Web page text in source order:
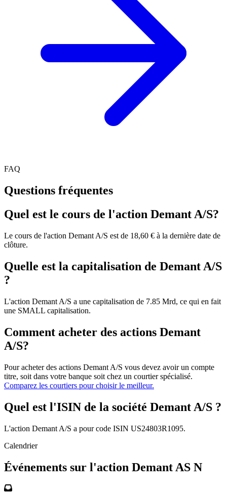
FAQ
Questions fréquentes
Quel est le cours de l'action Demant A/S?
Le cours de l'action Demant A/S est de 18,60 € à la dernière date de
clôture.
Quelle est la capitalisation de Demant A/S
?
L'action Demant A/S a une capitalisation de 7.85 Mrd, ce qui en fait
une SMALL capitalisation.
Comment acheter des actions Demant
A/S?
Pour acheter des actions Demant A/S vous devez avoir un compte
titre, soit dans votre banque soit chez un courtier spécialisé.
Comparez les courtiers pour choisir le meilleur.
Quel est l'ISIN de la société Demant A/S ?
L'action Demant A/S a pour code ISIN US24803R1095.
Calendrier
Événements sur l'action Demant AS N